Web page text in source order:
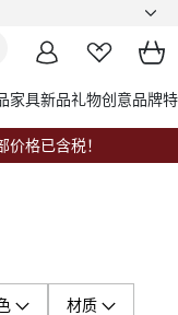
家具新品礼物创意品牌
格已含税！
材质